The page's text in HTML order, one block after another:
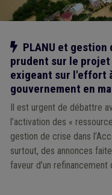
Notre action
PLANU et
prudent sur le
exigeant sur l'effort
gouvernement en
Il est urgent de débattre
l’activation des «
gestion de crise dans
surtout, des annonces
faveur d’un
rééquilibrage « 50/50 »